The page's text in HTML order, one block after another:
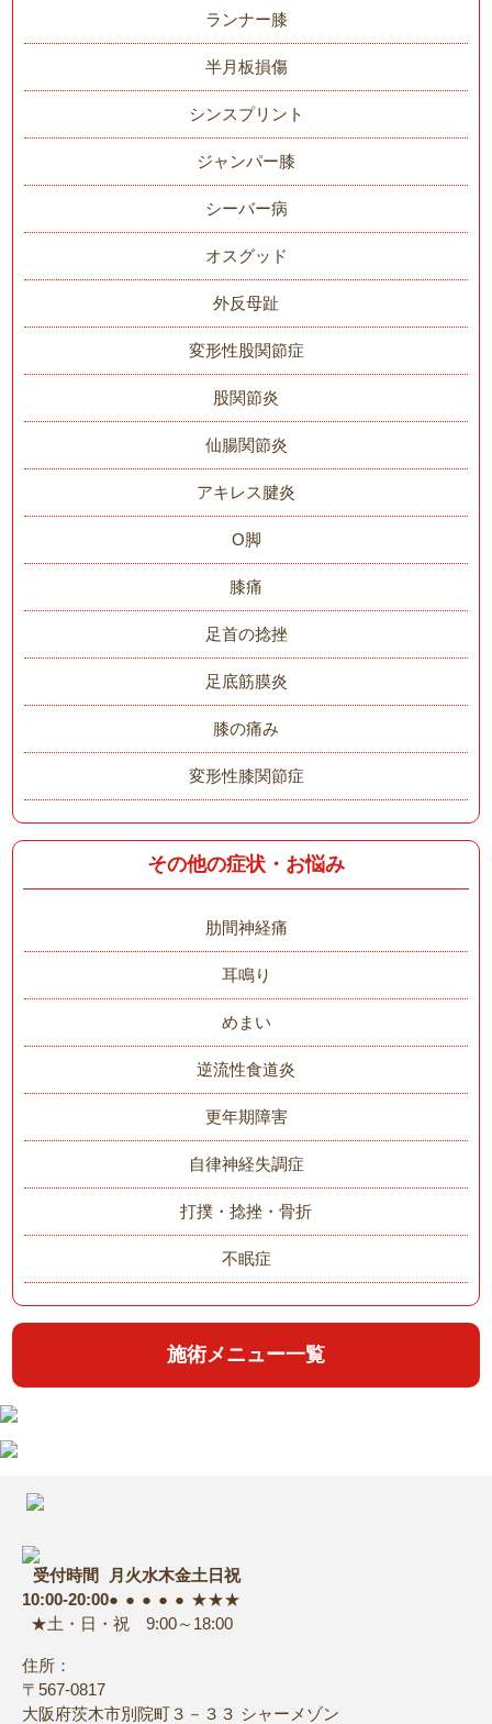
ランナー膝
半月板損傷
シンスプリント
ジャンパー膝
シーバー病
オスグッド
外反母趾
変形性股関節症
股関節炎
仙腸関節炎
アキレス腱炎
O脚
膝痛
足首の捻挫
足底筋膜炎
膝の痛み
変形性膝関節症
その他の症状・お悩み
肋間神経痛
耳鳴り
めまい
逆流性食道炎
更年期障害
自律神経失調症
打撲・捻挫・骨折
不眠症
施術メニュー一覧
受付時間 月 火水木金土 日祝
10:00-20:00● ● ● ● ● ★★★
★土・日・祝 9:00～18:00
住所：
〒567-0817
大阪府茨木市別院町３－３３ シャーメゾン